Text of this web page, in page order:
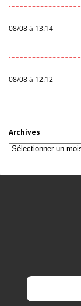
08/08 à 13:14
08/08 à 12:12
Archives
Archives